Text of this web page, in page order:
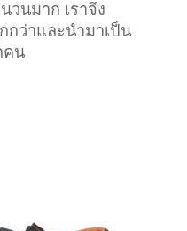
วนมาก เราจึง
กว่าและนำมาเป็น
คน